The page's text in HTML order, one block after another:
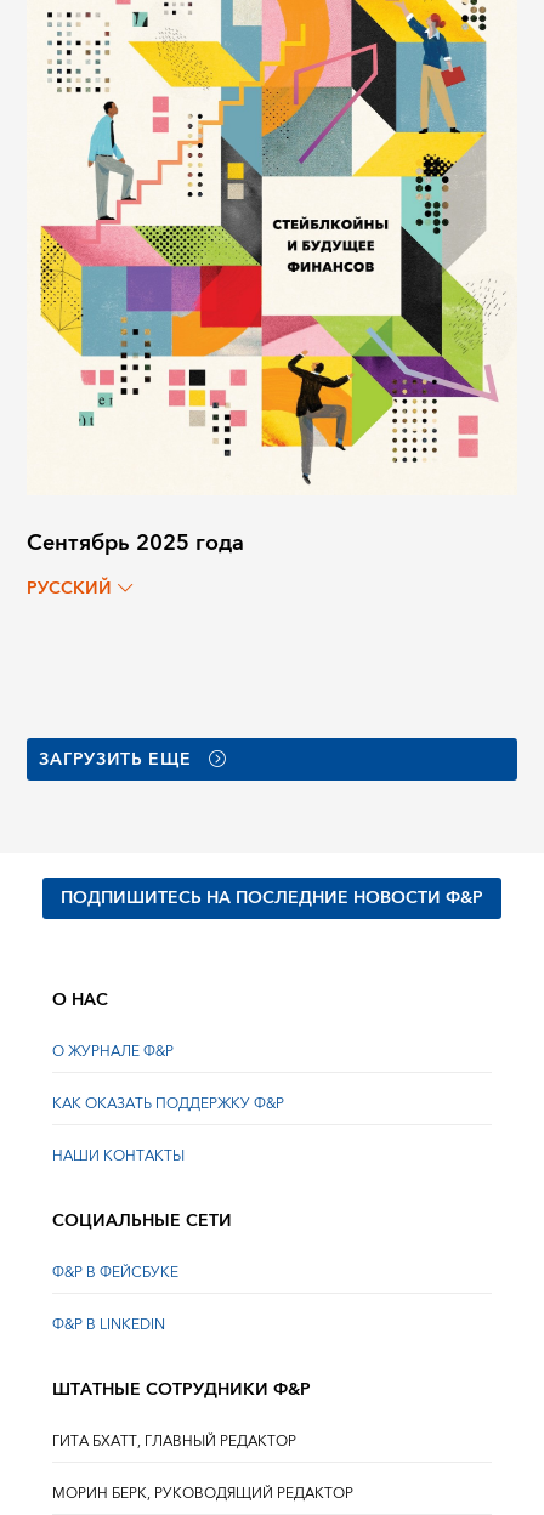
Сентябрь 2025 года
РУССКИЙ
ЗАГРУЗИТЬ ЕЩЕ
ПОДПИШИТЕСЬ НА ПОСЛЕДНИЕ НОВОСТИ Ф&Р
О НАС
О ЖУРНАЛЕ Ф&Р
КАК ОКАЗАТЬ ПОДДЕРЖКУ Ф&Р
НАШИ КОНТАКТЫ
СОЦИАЛЬНЫЕ СЕТИ
Ф&Р В ФЕЙСБУКЕ
Ф&Р В LINKEDIN
ШТАТНЫЕ СОТРУДНИКИ Ф&Р
ГИТА БХАТТ, ГЛАВНЫЙ РЕДАКТОР
МОРИН БЕРК, РУКОВОДЯЩИЙ РЕДАКТОР